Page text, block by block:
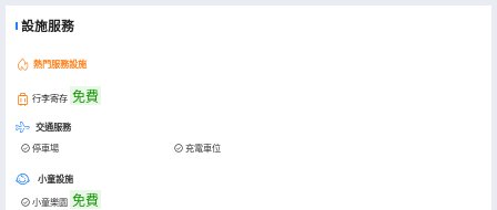
設施服務
熱門服務設施
行李寄存 免費
交通服務
停車場 充電車位
小童設施
小童樂園 免費